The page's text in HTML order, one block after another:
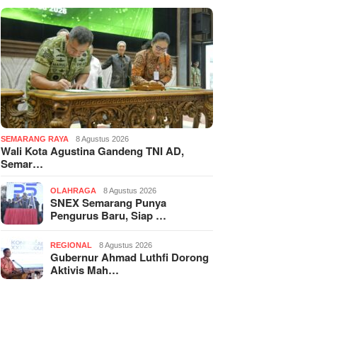
SEMARANG RAYA 8 Agustus 2026
Wali Kota Agustina Gandeng TNI AD,
Semar…
OLAHRAGA 8 Agustus 2026
SNEX Semarang Punya
Pengurus Baru, Siap …
REGIONAL 8 Agustus 2026
Gubernur Ahmad Luthfi Dorong
Aktivis Mah…